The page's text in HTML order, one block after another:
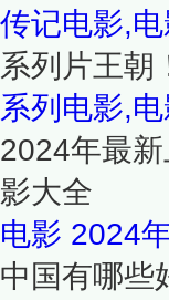
传记电影,
系列片王朝
系列电影,
2024年最
影大全
电影 2024
中国有哪些